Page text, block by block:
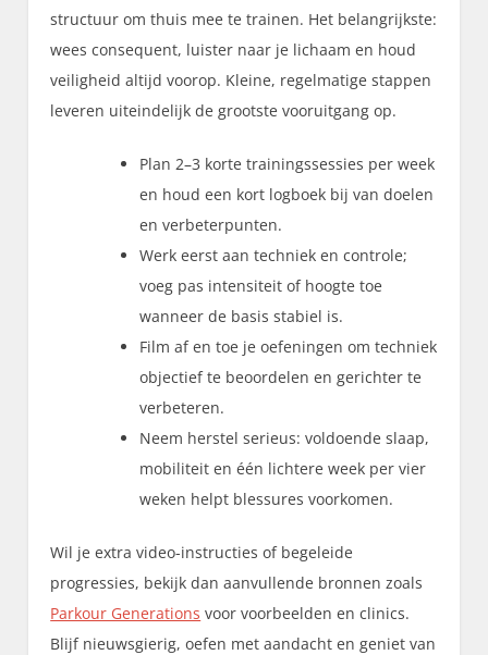
structuur om thuis mee te trainen. Het belangrijkste:
wees consequent, luister naar je lichaam en houd
veiligheid altijd voorop. Kleine, regelmatige stappen
leveren uiteindelijk de grootste vooruitgang op.
Plan 2–3 korte trainingssessies per week
en houd een kort logboek bij van doelen
en verbeterpunten.
Werk eerst aan techniek en controle;
voeg pas intensiteit of hoogte toe
wanneer de basis stabiel is.
Film af en toe je oefeningen om techniek
objectief te beoordelen en gerichter te
verbeteren.
Neem herstel serieus: voldoende slaap,
mobiliteit en één lichtere week per vier
weken helpt blessures voorkomen.
Wil je extra video-instructies of begeleide
progressies, bekijk dan aanvullende bronnen zoals
Parkour Generations voor voorbeelden en clinics.
Blijf nieuwsgierig, oefen met aandacht en geniet van